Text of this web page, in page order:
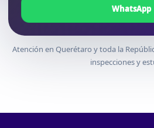
WhatsApp
Atención en Querétaro y toda la
inspecciones y